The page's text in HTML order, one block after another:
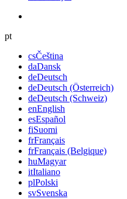
pt
csČeština
daDansk
deDeutsch
deDeutsch (Österreich)
deDeutsch (Schweiz)
enEnglish
esEspañol
fiSuomi
frFrançais
frFrançais (Belgique)
huMagyar
itItaliano
plPolski
svSvenska